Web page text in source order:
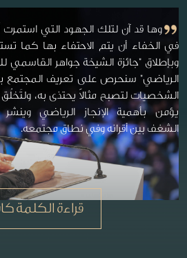
وها قد آن لتلك الجهود التي استمرت
في الخفاء أن يتم الاحتفاء بها كما
وبإطلاق "جائزة الشيخة جواهر القاسمي
الرياضي" سنحرص على تعريف المجتمع
الشخصيات لتصبح مثالاً يحتذى به، ولتَخلُق
يؤمن بأهمية الإنجاز الرياضي وينشر
الشغف بين أقرانه وفي نطاق مجتمعه.
قراءة الكلمة